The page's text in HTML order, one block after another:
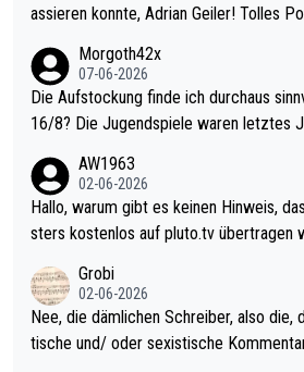
assieren konnte, Adrian Geiler! Tolles
Morgoth42x
07-06-2026
Die Aufstockung finde ich durchaus
16/8? Die Jugendspiele waren letztes Jahr durchaus sehr kurz
Allerdings ist Mitchell Lawrie als Nummer 1 der Welt eh qualifi
ziert. Somit ändert die automatische
sters erstmal nichts. Ich denke sie wollen damit für nächstes J
ohl wenig WDF Turniere spielen. Dies
es Jahr der Fall. Er musste als
den Qualifier und ich glaube kaum, dass
AW1963
02-06-2026
Hallo, warum gibt es keinen Hinweis, dass die Nordic Darts Ma
sters kostenlos auf pluto.tv übertragen
Grobi
02-06-2026
Nee, die dämlichen Schreiber, also die,
tische und/ oder sexistische